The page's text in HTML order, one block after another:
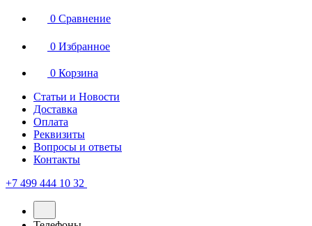
0 Сравнение
0 Избранное
0 Корзина
Статьи и Новости
Доставка
Оплата
Реквизиты
Вопросы и ответы
Контакты
+7 499 444 10 32